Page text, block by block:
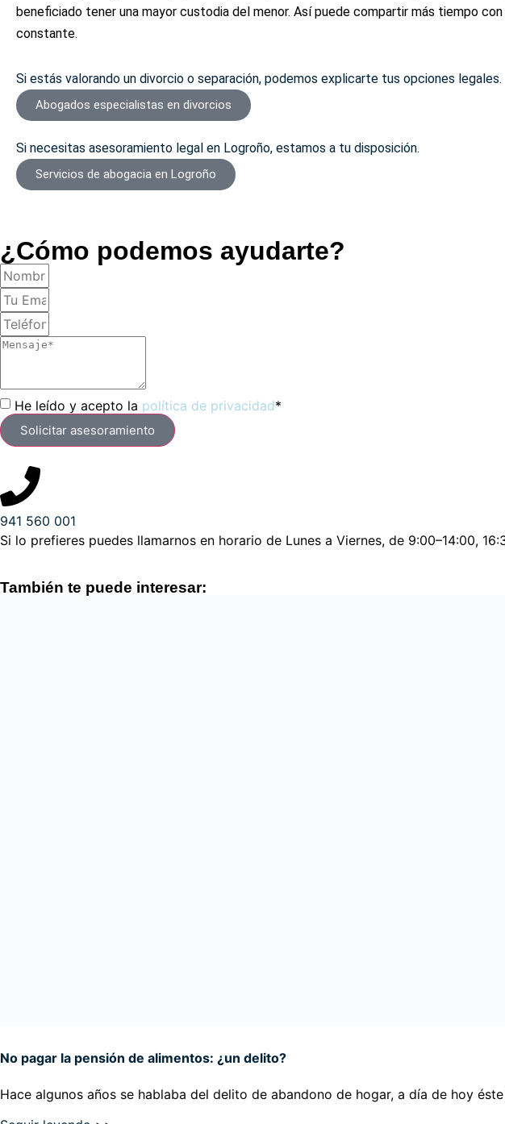
beneficiado tener una mayor custodia del menor. Así puede compartir más tiempo
constante.
Si estás valorando un divorcio o separación, podemos explicarte tus opciones legales.
Abogados especialistas en divorcios
Si necesitas asesoramiento legal en Logroño, estamos a tu disposición.
Servicios de abogacia en Logroño
¿Cómo podemos ayudarte?
He leído y acepto la política de privacidad*
Solicitar asesoramiento
941 560 001
Si lo prefieres puedes llamarnos en horario de Lunes a Viernes, de 9:00–14:00,
También te puede interesar:
No pagar la pensión de alimentos: ¿un delito?
Hace algunos años se hablaba del delito de abandono de hogar, a día de hoy